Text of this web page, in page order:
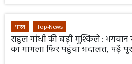
Read More...
भारत Top-News